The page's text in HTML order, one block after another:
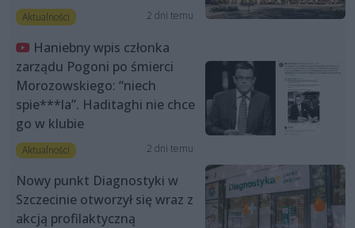
Aktualności 2 dni temu
Haniebny wpis członka
zarządu Pogoni po śmierci
Morozowskiego: “niech
spie***la”. Haditaghi nie chce
go w klubie
Aktualności 2 dni temu
Nowy punkt Diagnostyki w
Szczecinie otworzył się wraz z
akcją profilaktyczną